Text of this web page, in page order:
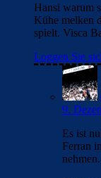
Hansi warum
Kühe melken
spielt. Visca
Loggen Sie
9.
Es ist
Ferran
nehmen.